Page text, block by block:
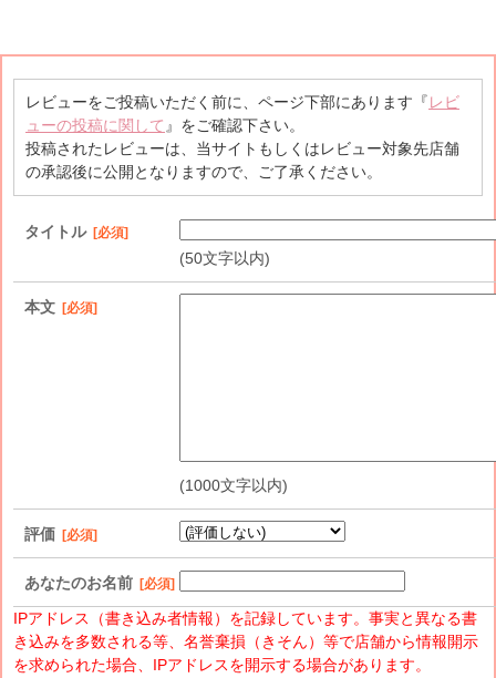
レビューをご投稿いただく前に、ページ下部にあります『レビ
ューの投稿に関して 』をご確認下さい。
投稿されたレビューは、当サイトもしくはレビュー対象先店舗
の承認後に公開となりますので、ご了承ください。
タイトル [必須]
(50文字以内)
本文 [必須]
(1000文字以内)
評価 [必須]
あなたのお名前 [必須]
IPアドレス（書き込み者情報）を記録しています。事実と異なる書
き込みを多数される等、名誉棄損（きそん）等で店舗から情報開示
を求められた場合、IPアドレスを開示する場合があります。